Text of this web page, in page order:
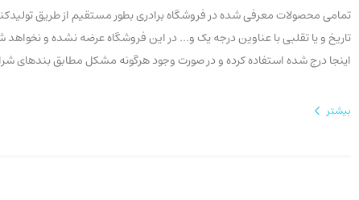
تمامی محصولات معرفی شده در فروشگاه برادری بطور مستقیم از طریق
اینجا درج شده استفاده کرده و در صورت وجود هرگونه مشکل مطابق بندهای شرایط عودت،
بیشتر